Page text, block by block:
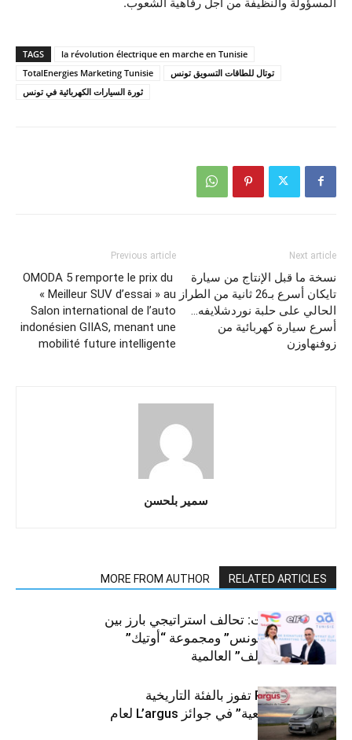
TAGS
la révolution électrique en marche en Tunisie
TotalEnergies Marketing Tunisie
توتال للطاقات التسويق تونس
ثورة السيارات الكهربائية في تونس
Previous article
OMODA 5 remporte le prix du
« Meilleur SUV d’essai » au
Salon international de l’auto
indonésien GIIAS, menant une
mobilité future intelligente
Next article
نسخة ما قبل الإنتاج من سيارة
تايكان أسرع بـ‎26 ثانية من الطراز
الحالي على حلبة نوردشلايفه…
أسرع سيارة كهربائية من
زوفنهاوزن
سمير بلحسن
RELATED ARTICLES
MORE FROM AUTHOR
قطاع السيارات: تحالف استراتيجي بارز بين
“توتال إنرجيز تونس” ومجموعة “أوتيك”
لتوزيع زيوت “إلف” العالمية
كيا PV5 Cargo تفوز بالفئة التاريخية
“للمركبات النفعية” في جوائز L’argus لعام
2026